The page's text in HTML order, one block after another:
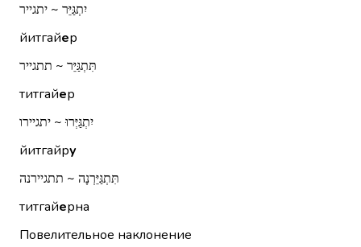
יִתְגַּיֵּר ~ יתגייר
йитгайер
תִּתְגַּיֵּר ~ תתגייר
титгайер
יִתְגַּיְּרוּ ~ יתגיירו
йитгайру
תִּתְגַּיֵּרְנָה ~ תתגיירנה
титгайерна
Повелительное наклонение